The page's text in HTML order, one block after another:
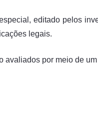
editado pelos
legais.
por meio de